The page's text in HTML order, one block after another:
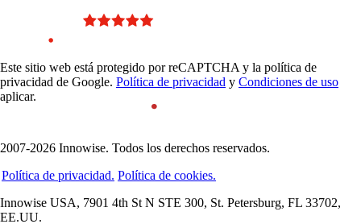
Este sitio web está protegido por reCAPTCHA y la política de
privacidad de Google. Política de privacidad y Condiciones de uso
aplicar.
2007-2026 Innowise. Todos los derechos reservados.
Política de privacidad. Política de cookies.
Innowise USA, 7901 4th St N STE 300, St. Petersburg, FL 33702,
EE.UU.